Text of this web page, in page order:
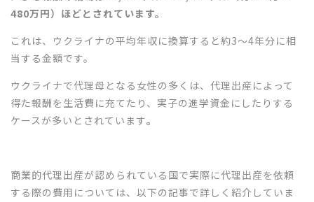
480万円）ほどとされています。
これは、ウクライナの平均年収に換算すると約3～4年分に相
当する金額です。
ウクライナで代理母となる女性の多くは、代理出産によって
得た報酬を生活費に充てたり、実子の進学資金にしたりする
ケースが多いとされています。
商業的代理出産が認められている国で実際に代理出産を依頼
する際の費用については、以下の記事で詳しく紹介していま